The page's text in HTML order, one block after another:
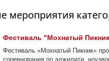
мероприятия
Фестиваль "Мохнатый
Фестиваль «Мохнатый Пикник»
соревнования по аджилити,